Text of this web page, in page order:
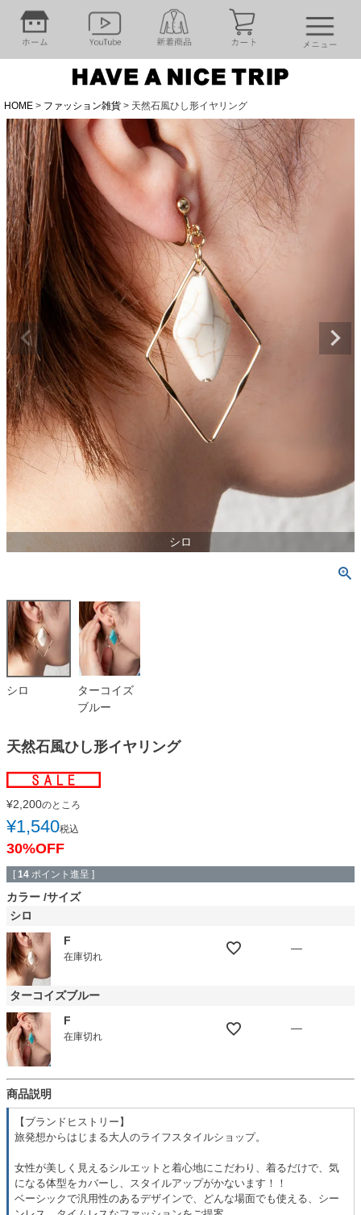
HOME ファッション雑貨 天然石風ひし形イヤリング
シロ
シロ
ターコイズ
ブルー
天然石風ひし形イヤリング
¥2,200のところ
¥1,540税込
30%OFF
[ 14 ポイント進呈 ]
カラー サイズ
シロ
F
在庫切れ
—
ターコイズブルー
F
在庫切れ
—
商品説明
【ブランドヒストリー】
旅発想からはじまる大人のライフスタイルショップ。
女性が美しく見えるシルエットと着心地にこだわり、着るだけで、気
になる体型をカバーし、スタイルアップがかないます！！
ベーシックで汎用性のあるデザインで、どんな場面でも使える、シー